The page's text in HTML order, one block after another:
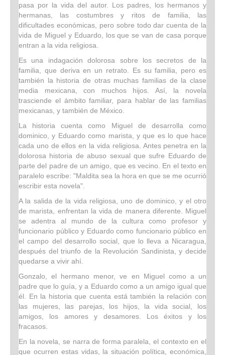
pasa por la vida del autor. Los padres, los hermanos y
hermanas, las costumbres y ritos de familia, las
dificultades económicas, pero sobre todo dar cuenta de la
vida de Miguel y Eduardo, los que se van de casa porque
entran a la vida religiosa.
Es una indagación dolorosa sobre los secretos de la
familia, que deriva en un retrato. Es su familia, pero es
también la historia de otras muchas familias de la clase
media mexicana, con muchos hijos. Así, la novela
trasciende el ámbito familiar, para hablar de las familias
mexicanas, y también de México.
La historia cuenta como Miguel de desarrolla como
dominico, y Eduardo como marista, y que es lo que hace
cada uno de ellos en la vida religiosa. Antes penetra en la
dolorosa historia de abuso sexual que sufre Eduardo de
parte del padre de un amigo, que es vecino. En el texto en
paralelo escribe: "Maldita sea la hora en que se me ocurrió
escribir esta novela".
A la salida de la vida religiosa, uno de dominico, y el otro
de marista, enfrentan la vida de manera diferente. Miguel
se adentra al mundo de la cultura como profesor y
funcionario público y Eduardo como funcionario público en
el campo del desarrollo social, que lo lleva a Nicaragua,
después del triunfo de la Revolución Sandinista, y decide
quedarse a vivir ahí.
Gonzalo, el hermano menor, ve en Miguel como a un
padre que lo guía, y a Eduardo como a un amigo igual que
él. En la historia que cuenta está también la relación con
las mujeres, las parejas, los hijos, la vida social, los
amigos, los amores y desamores. Los éxitos y los
fracasos.
En la novela, se narra de forma paralela, el contexto en el
que ocurren estas vidas, la situación política, económica,